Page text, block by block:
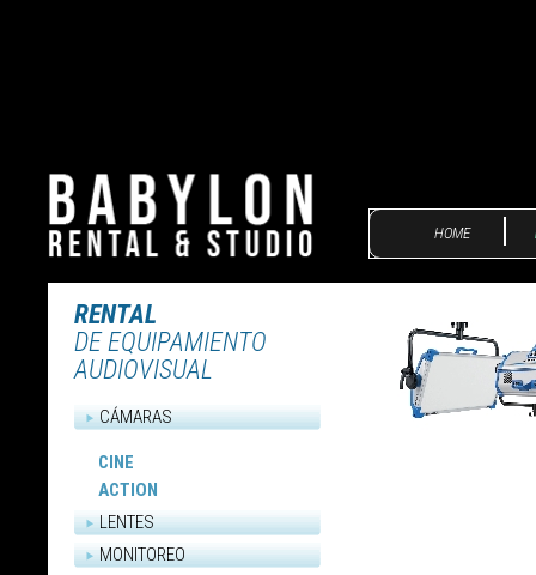
HOME
RENTAL
DE EQUIPAMIENTO
AUDIOVISUAL
CÁMARAS
CINE
ACTION
LENTES
MONITOREO